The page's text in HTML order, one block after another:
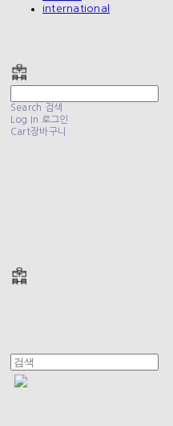
international
Search 검색
Log In 로그인
Cart장바구니